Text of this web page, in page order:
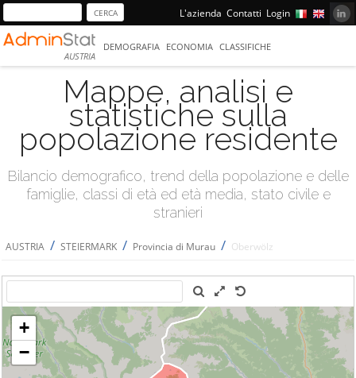
L'azienda Contatti Login
AUSTRIA
DEMOGRAFIA ECONOMIA CLASSIFICHE
Mappe, analisi e
statistiche sulla
popolazione residente
Bilancio demografico, trend della popolazione e delle
famiglie, classi di età ed età media, stato civile e
stranieri
AUSTRIA / STEIERMARK / Provincia di Murau / Oberwölz